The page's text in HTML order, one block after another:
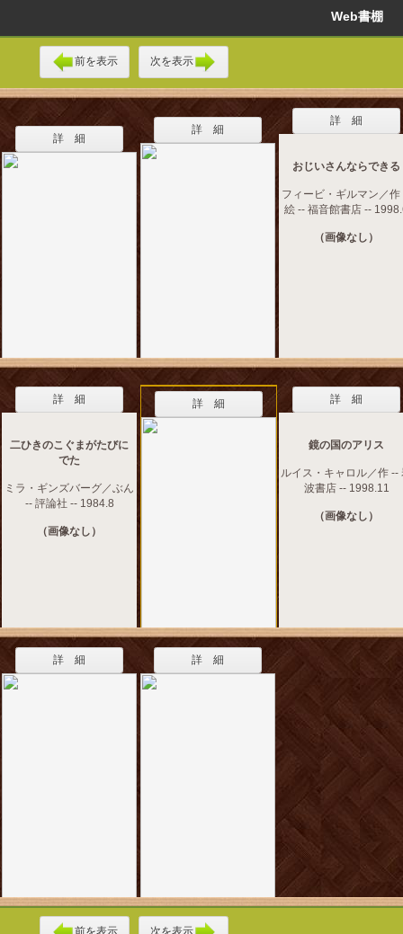
Web書棚
前を表示 次を表示
詳 細
詳 細
詳 細
おじいさんならできる
フィービ・ギルマン／作
絵 -- 福音館書店 --
（画像なし）
詳 細
二ひきのこぐまがたびに
でた
ミラ・ギンズバーグ／ぶん
-- 評論社 -- 1984.8
（画像なし）
詳 細 詳 細
鏡の国のアリス
ルイス・キャロル／作 --
波書店 -- 1998.11
（画像なし）
詳 細 詳 細
前を表示 次を表示